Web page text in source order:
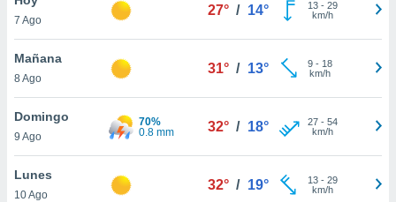
y
en
más
de
7 Ago
27° / 14° 13- 29
km/h
Mañana
8 Ago
31° / 13° 9- 18
km/h
Domingo
9 Ago
70%
0.8 mm
32° / 18° 27- 54
km/h
Lunes
10 Ago
32° / 19° 13- 29
km/h